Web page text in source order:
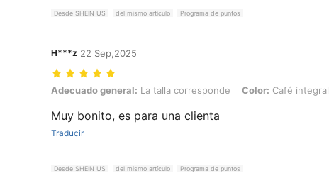
Desde SHEIN US del mismo artículo Programa de puntos
H***z 22 Sep,2025
Adecuado general: La talla corresponde, Color: Café integral, Talla: M
Adecuado general: La talla corresponde Color: Café integral
Muy bonito, es para una clienta
Traducir
Desde SHEIN US del mismo artículo Programa de puntos